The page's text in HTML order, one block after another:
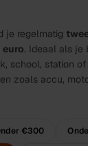
je regelmatig
. Ideaal als je
school, station
zoals accu,
€300